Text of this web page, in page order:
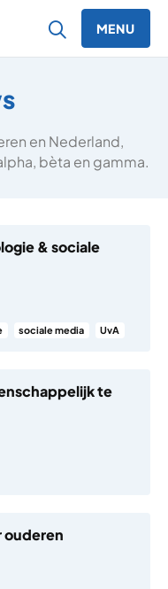
MENU
en Nederland,
bèta en gamma.
& sociale
sociale media UvA
te
ouderen